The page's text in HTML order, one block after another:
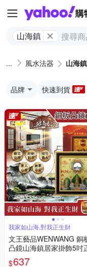
山海鎮
風水法器 山海鎮
品牌 快速到貨
我家如山海,對我正生財
文王藝品WENWANG 銅
凸鏡山海鎮居家掛飾5吋
1組
$637